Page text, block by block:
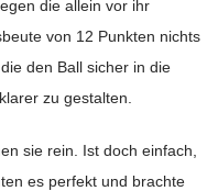
die allein vor ihr
von 12 Punkten nichts
den Ball sicher in die
zu gestalten.
sie rein. Ist doch einfach,
es perfekt und brachte